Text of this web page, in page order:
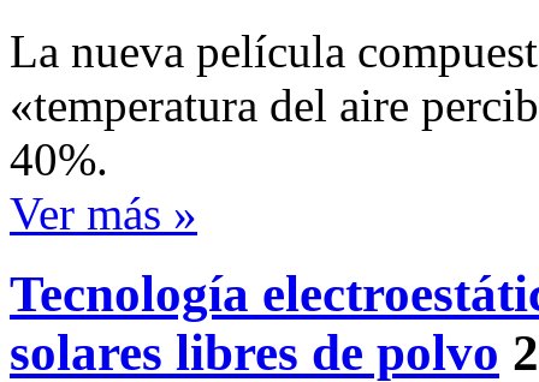
La nueva película
«temperatura del aire
40%.
Ver más »
Tecnología
solares libres de polvo